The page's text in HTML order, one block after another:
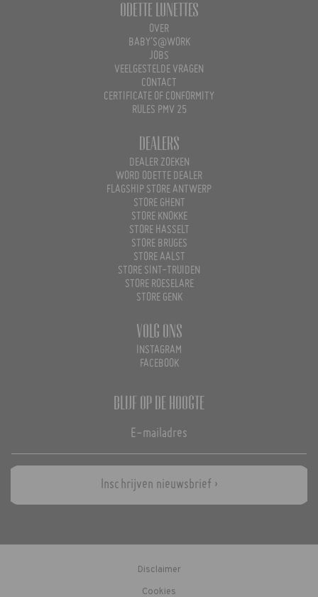
Odette Lunettes
OVER
BABY'S@WORK
JOBS
VEELGESTELDE VRAGEN
CONTACT
CERTIFICATE OF CONFORMITY
RULES PMV 25
Dealers
DEALER ZOEKEN
WORD ODETTE DEALER
FLAGSHIP STORE ANTWERP
STORE GHENT
STORE KNOKKE
STORE HASSELT
STORE BRUGES
STORE AALST
STORE SINT-TRUIDEN
STORE ROESELARE
STORE GENK
Volg ons
INSTAGRAM
FACEBOOK
Blijf op de hoogte
Inschrijven nieuwsbrief ›
Disclaimer
Cookies